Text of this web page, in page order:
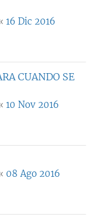
16 Dic 2016
CUANDO SE
10 Nov 2016
08 Ago 2016